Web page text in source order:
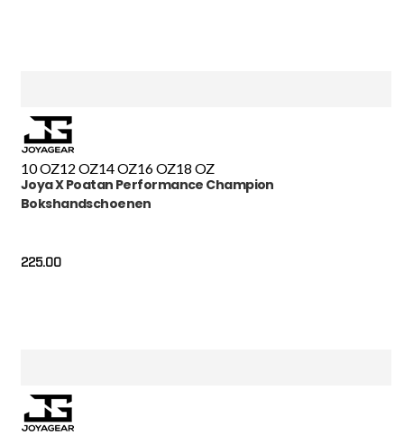
10 OZ12 OZ14 OZ16 OZ18 OZ
Joya X Poatan Performance Champion
Bokshandschoenen
225.00